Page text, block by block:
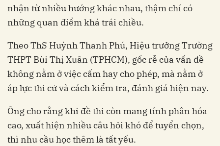
nhận từ nhiều hướng khác nhau, thậm chí có
những quan điểm khá trái chiều.
Theo ThS Huỳnh Thanh Phú, Hiệu trưởng Trường
THPT Bùi Thị Xuân (TPHCM), gốc rễ của vấn đề
không nằm ở việc cấm hay cho phép, mà nằm ở
áp lực thi cử và cách kiểm tra, đánh giá hiện nay.
Ông cho rằng khi đề thi còn mang tính phân hóa
cao, xuất hiện nhiều câu hỏi khó để tuyển chọn,
thì nhu cầu học thêm là tất yếu.